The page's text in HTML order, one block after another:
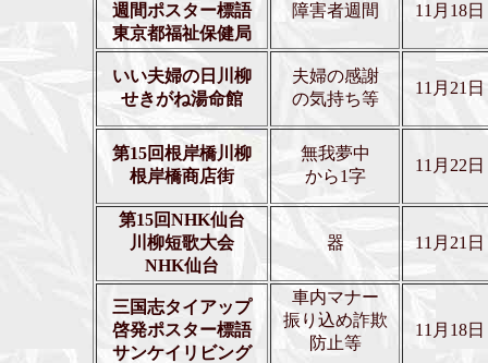
週間ポスター標語
東京都福祉保健局
障害者週間 11月18日
いい夫婦の日川柳
せきがね湯命館
夫婦の感謝
の気持ち等
11月21日
第15回根岸橋川柳
根岸橋商店街
無我夢中
から1字
11月22日
第15回NHK仙台
川柳短歌大会
NHK仙台
器 11月21日
三国志タイアップ
啓発ポスター標語
サンケイリビング
車内マナー
振り込め詐欺
防止等
11月18日